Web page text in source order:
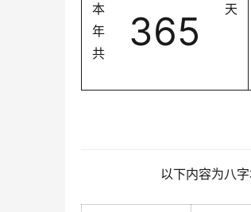
本
年
共
365 天
以下内容为八